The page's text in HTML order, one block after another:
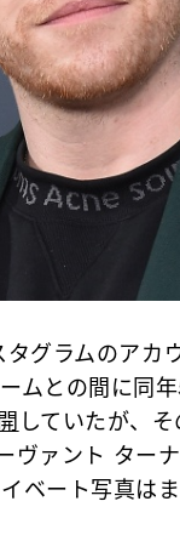
グラムのアカ
ムとの間に同
していたが、
ヴァント ター
ベート写真は